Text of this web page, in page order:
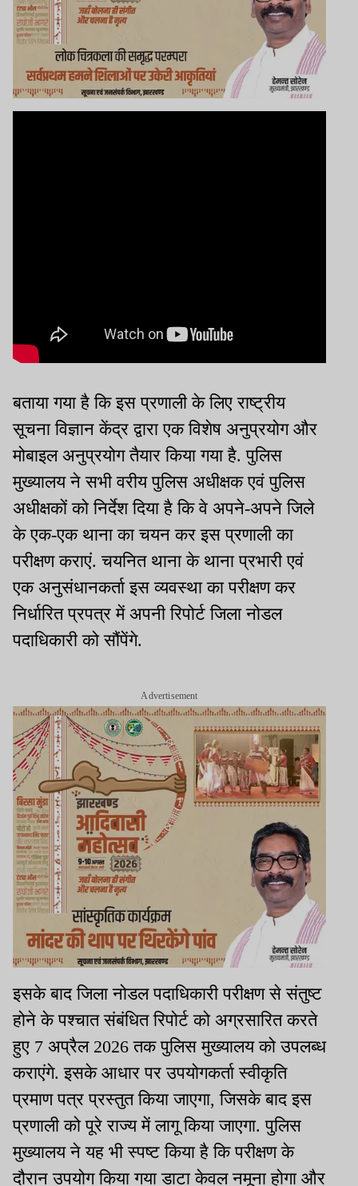
बताया गया है कि इस प्रणाली के लिए राष्ट्रीय
सूचना विज्ञान केंद्र द्वारा एक विशेष अनुप्रयोग और
मोबाइल अनुप्रयोग तैयार किया गया है. पुलिस
मुख्यालय ने सभी वरीय पुलिस अधीक्षक एवं पुलिस
अधीक्षकों को निर्देश दिया है कि वे अपने-अपने जिले
के एक-एक थाना का चयन कर इस प्रणाली का
परीक्षण कराएं. चयनित थाना के थाना प्रभारी एवं
एक अनुसंधानकर्ता इस व्यवस्था का परीक्षण कर
निर्धारित प्रपत्र में अपनी रिपोर्ट जिला नोडल
पदाधिकारी को सौंपेंगे.
Advertisement
इसके बाद जिला नोडल पदाधिकारी परीक्षण से संतुष्ट
होने के पश्चात संबंधित रिपोर्ट को अग्रसारित करते
हुए 7 अप्रैल 2026 तक पुलिस मुख्यालय को उपलब्ध
कराएंगे. इसके आधार पर उपयोगकर्ता स्वीकृति
प्रमाण पत्र प्रस्तुत किया जाएगा, जिसके बाद इस
प्रणाली को पूरे राज्य में लागू किया जाएगा. पुलिस
मुख्यालय ने यह भी स्पष्ट किया है कि परीक्षण के
दौरान उपयोग किया गया डाटा केवल नमूना होगा और